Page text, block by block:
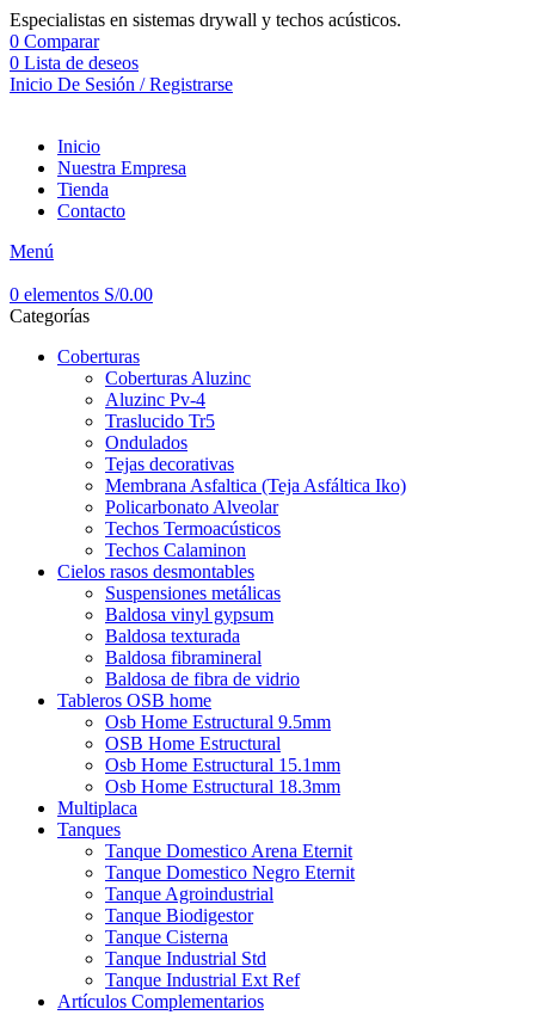
Especialistas en sistemas drywall y techos acústicos.
0 Comparar
0 Lista de deseos
Inicio De Sesión / Registrarse
Inicio
Nuestra Empresa
Tienda
Contacto
Menú
0 elementos S/0.00
Categorías
Coberturas
Coberturas Aluzinc
Aluzinc Pv-4
Traslucido Tr5
Ondulados
Tejas decorativas
Membrana Asfaltica (Teja Asfáltica Iko)
Policarbonato Alveolar
Techos Termoacústicos
Techos Calaminon
Cielos rasos desmontables
Suspensiones metálicas
Baldosa vinyl gypsum
Baldosa texturada
Baldosa fibramineral
Baldosa de fibra de vidrio
Tableros OSB home
Osb Home Estructural 9.5mm
OSB Home Estructural
Osb Home Estructural 15.1mm
Osb Home Estructural 18.3mm
Multiplaca
Tanques
Tanque Domestico Arena Eternit
Tanque Domestico Negro Eternit
Tanque Agroindustrial
Tanque Biodigestor
Tanque Cisterna
Tanque Industrial Std
Tanque Industrial Ext Ref
Artículos Complementarios